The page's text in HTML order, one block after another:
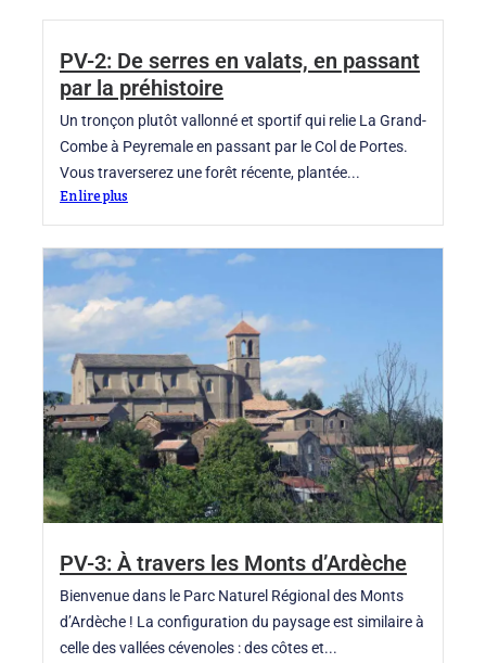
PV-2: De serres en valats, en passant
par la préhistoire
Un tronçon plutôt vallonné et sportif qui relie La Grand-
Combe à Peyremale en passant par le Col de Portes.
Vous traverserez une forêt récente, plantée...
En lire plus
PV-3: À travers les Monts d’Ardèche
Bienvenue dans le Parc Naturel Régional des Monts
d’Ardèche ! La configuration du paysage est similaire à
celle des vallées cévenoles : des côtes et...